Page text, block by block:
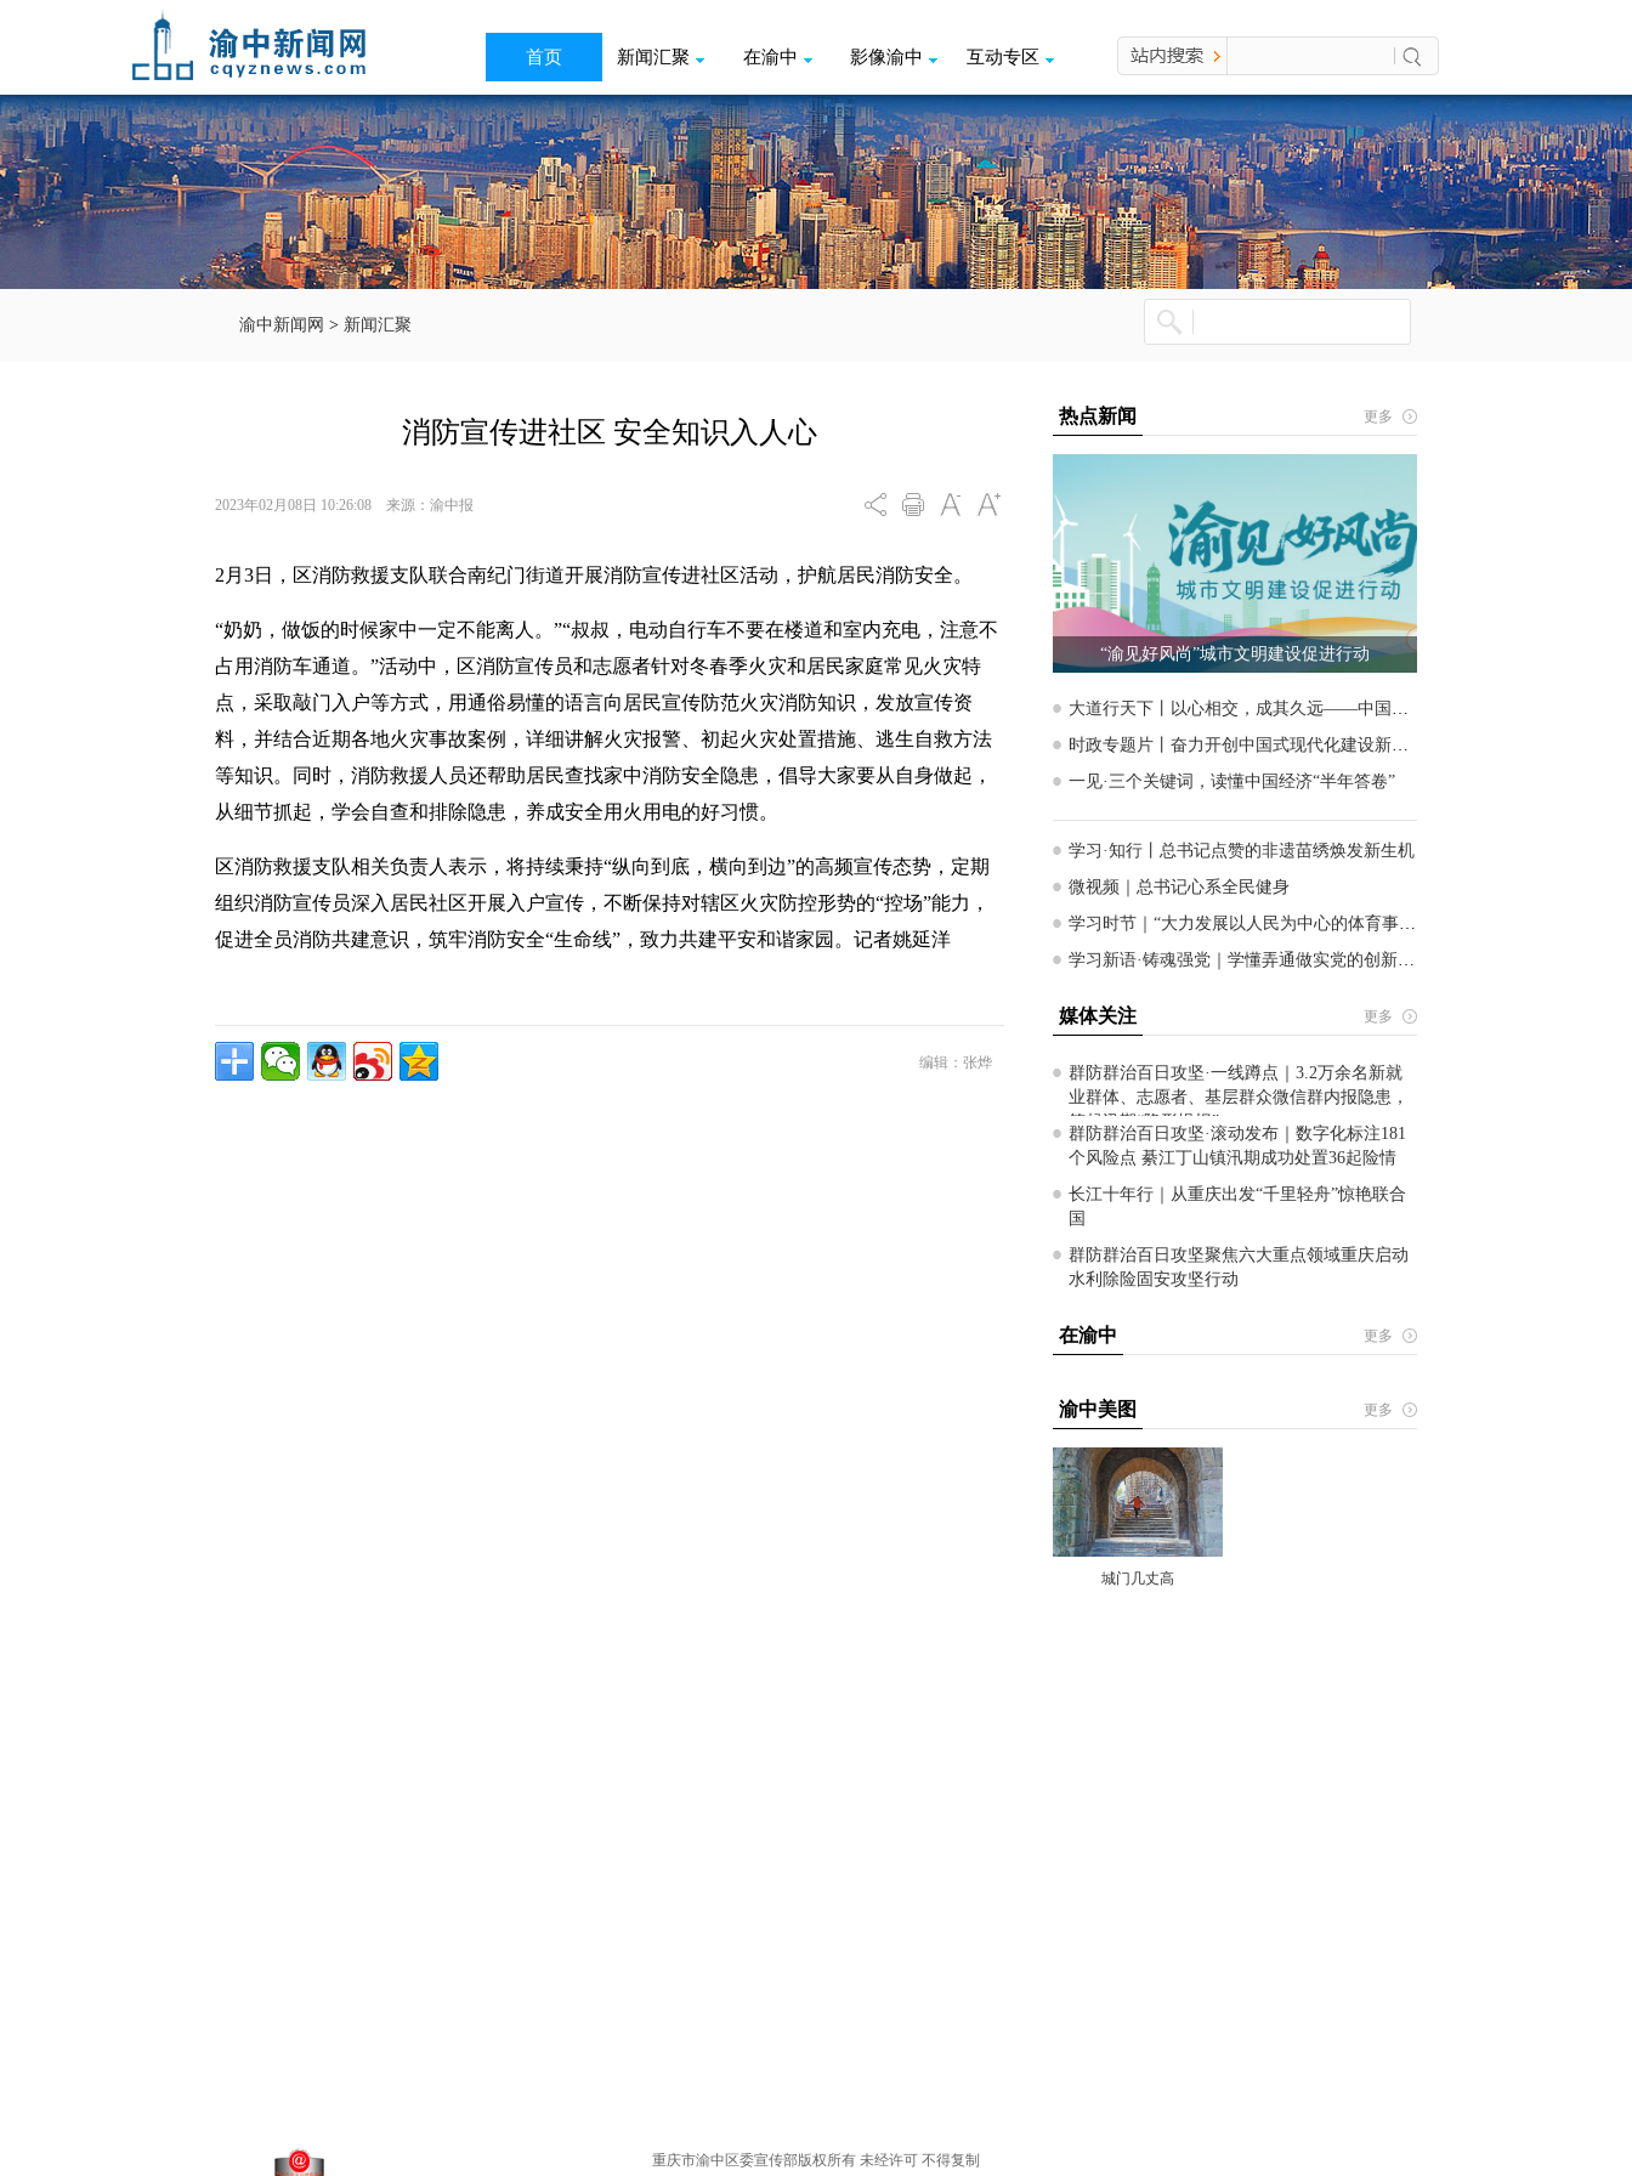
首页 新闻汇聚 在渝中 影像渝中 互动专区
渝中新闻网 > 新闻汇聚
消防宣传进社区 安全知识入人心
2023年02月08日 10:26:08 来源：渝中报
2月3日，区消防救援支队联合南纪门街道开展消防宣传进社区活动，护航居民消防安全。
“奶奶，做饭的时候家中一定不能离人。”“叔叔，电动自行车不要在楼道和室内充电，注意不
占用消防车通道。”活动中，区消防宣传员和志愿者针对冬春季火灾和居民家庭常见火灾特
点，采取敲门入户等方式，用通俗易懂的语言向居民宣传防范火灾消防知识，发放宣传资
料，并结合近期各地火灾事故案例，详细讲解火灾报警、初起火灾处置措施、逃生自救方法
等知识。同时，消防救援人员还帮助居民查找家中消防安全隐患，倡导大家要从自身做起，
从细节抓起，学会自查和排除隐患，养成安全用火用电的好习惯。
区消防救援支队相关负责人表示，将持续秉持“纵向到底，横向到边”的高频宣传态势，定期
组织消防宣传员深入居民社区开展入户宣传，不断保持对辖区火灾防控形势的“控场”能力，
促进全员消防共建意识，筑牢消防安全“生命线”，致力共建平安和谐家园。记者姚延洋
编辑：张烨
重庆市渝中区委宣传部版权所有 未经许可 不得复制